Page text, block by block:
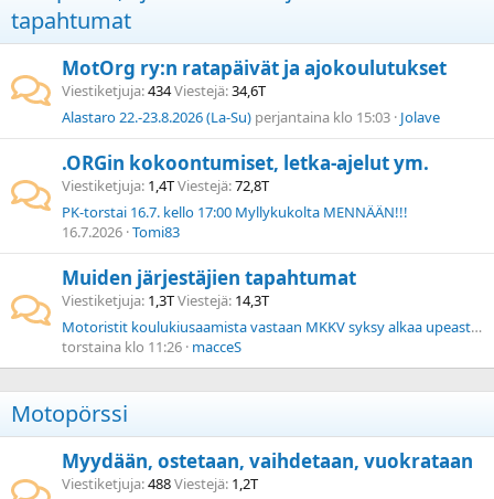
tapahtumat
MotOrg ry:n ratapäivät ja ajokoulutukset
Viestiketjuja 434Viestejä 34,6T
Alastaro 22.-23.8.2026 (La-Su) perjantaina klo 15:03 Jolave
.ORGin kokoontumiset, letka-ajelut ym.
Viestiketjuja 1,4TViestejä 72,8T
PK-torstai 16.7. kello 17:00 Myllykukolta MENNÄÄN!!!
16.7.2026 Tomi83
Muiden järjestäjien tapahtumat
Viestiketjuja 1,3TViestejä 14,3T
Motoristit koulukiusaamista vastaan MKKV syksy alkaa upeasti Lapland Tourilla 17.8.2026!
torstaina klo 11:26 macceS
Motopörssi
Myydään, ostetaan, vaihdetaan, vuokrataan
Viestiketjuja 488Viestejä 1,2T